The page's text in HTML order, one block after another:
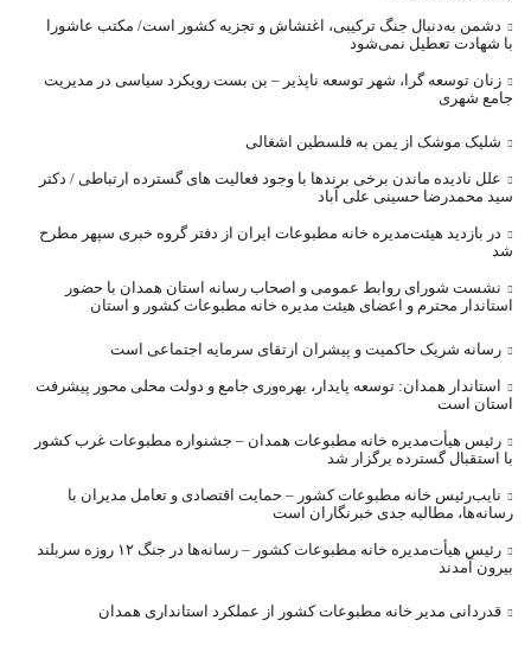
دشمن به‌دنبال جنگ ترکیبی، اغتشاش و تجزیه کشور است/ مکتب عاشورا
با شهادت تعطیل نمی‌شود
زنان توسعه گرا، شهر توسعه ناپذیر – بن بست رویکرد سیاسی در مدیریت
جامع شهری
شلیک موشک از یمن به فلسطین اشغالی
علل نادیده ماندن برخی برندها با وجود فعالیت های گسترده ارتباطی / دکتر
سید محمدرضا حسینی علی آباد
در بازدید هیئت‌مدیره خانه مطبوعات ایران از دفتر گروه خبری سپهر مطرح
شد
نشست شورای روابط عمومی و اصحاب رسانه استان همدان با حضور
استاندار محترم و اعضای هیئت مدیره خانه مطبوعات کشور و استان
رسانه شریک حاکمیت و پیشران ارتقای سرمایه اجتماعی است
استاندار همدان: توسعه پایدار، بهره‌وری جامع و دولت محلی محور پیشرفت
استان است
رئیس هیأت‌مدیره خانه مطبوعات همدان – جشنواره مطبوعات غرب کشور
با استقبال گسترده برگزار شد
نایب‌رئیس خانه مطبوعات کشور – حمایت اقتصادی و تعامل مدیران با
رسانه‌ها، مطالبه جدی خبرنگاران است
رئیس هیأت‌مدیره خانه مطبوعات کشور – رسانه‌ها در جنگ ۱۲ روزه سربلند
بیرون آمدند
قدردانی مدیر خانه مطبوعات کشور از عملکرد استانداری همدان